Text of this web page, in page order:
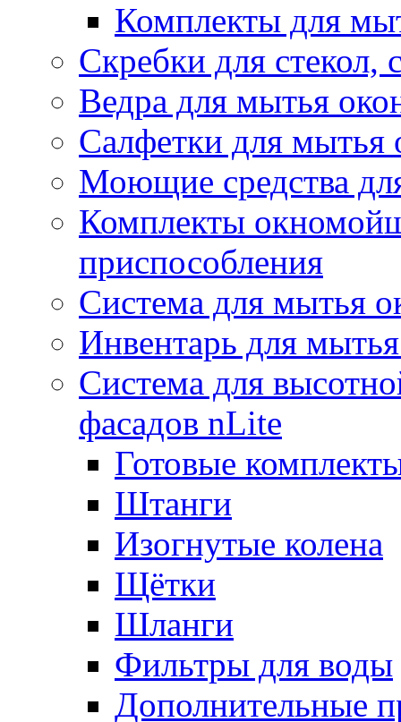
Комплекты для
Скребки для стекол,
Ведра для мытья
Салфетки для мытья
Моющие средства
Комплекты
приспособления
Система для мытья
Инвентарь для
Система для
фасадов nLite
Готовые
Штанги
Изогнутые колена
Щётки
Шланги
Фильтры для воды
Дополнительные